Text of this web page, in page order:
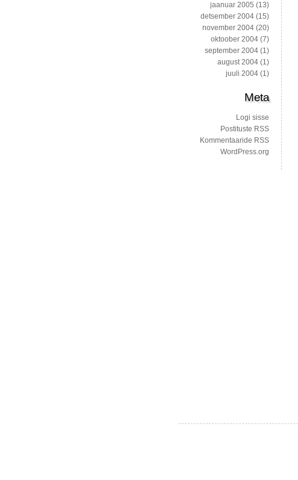
jaanuar 2005 (13)
detsember 2004 (15)
november 2004 (20)
oktoober 2004 (7)
september 2004 (1)
august 2004 (1)
juuli 2004 (1)
Meta
Logi sisse
Postituste RSS
Kommentaaride RSS
WordPress.org